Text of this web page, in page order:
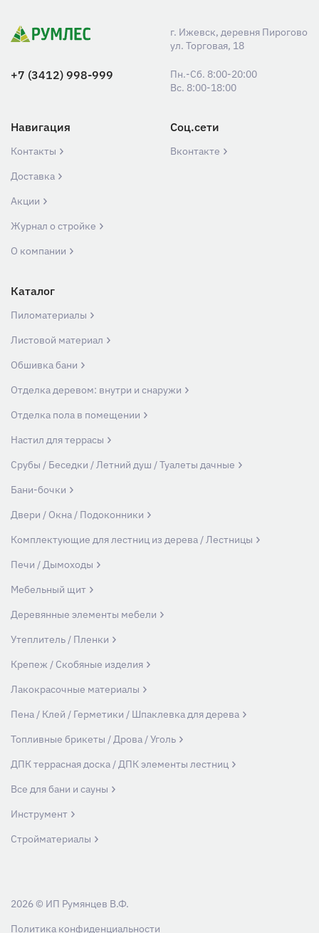
г. Ижевск, деревня Пирогово
ул. Торговая, 18
+7 (3412) 998-999
Пн.-Сб. 8:00-20:00
Вс. 8:00-18:00
Навигация
Контакты
Доставка
Акции
Журнал о стройке
О компании
Соц.сети
Вконтакте
Каталог
Пиломатериалы
Листовой материал
Обшивка бани
Отделка деревом: внутри и снаружи
Отделка пола в помещении
Настил для террасы
Срубы / Беседки / Летний душ / Туалеты дачные
Бани-бочки
Двери / Окна / Подоконники
Комплектующие для лестниц из дерева / Лестницы
Печи / Дымоходы
Мебельный щит
Деревянные элементы мебели
Утеплитель / Пленки
Крепеж / Скобяные изделия
Лакокрасочные материалы
Пена / Клей / Герметики / Шпаклевка для дерева
Топливные брикеты / Дрова / Уголь
ДПК террасная доска / ДПК элементы лестниц
Все для бани и сауны
Инструмент
Стройматериалы
Политика конфиденциальности
2026 © ИП Румянцев В.Ф.